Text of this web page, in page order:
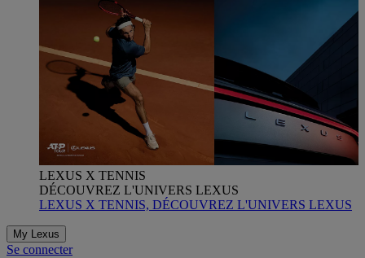
LEXUS X TENNIS
DÉCOUVREZ L'UNIVERS LEXUS
LEXUS X TENNIS, DÉCOUVREZ L'UNIVERS LEXUS
My Lexus
Se connecter